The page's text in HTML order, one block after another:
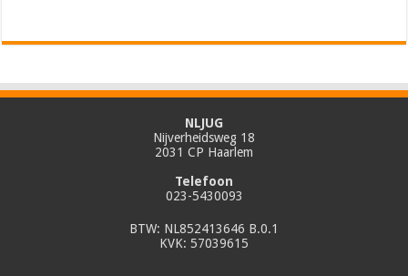
NLJUG
Nijverheidsweg 18
2031 CP Haarlem
Telefoon
023-5430093
BTW: NL852413646 B.0.1
KVK: 57039615